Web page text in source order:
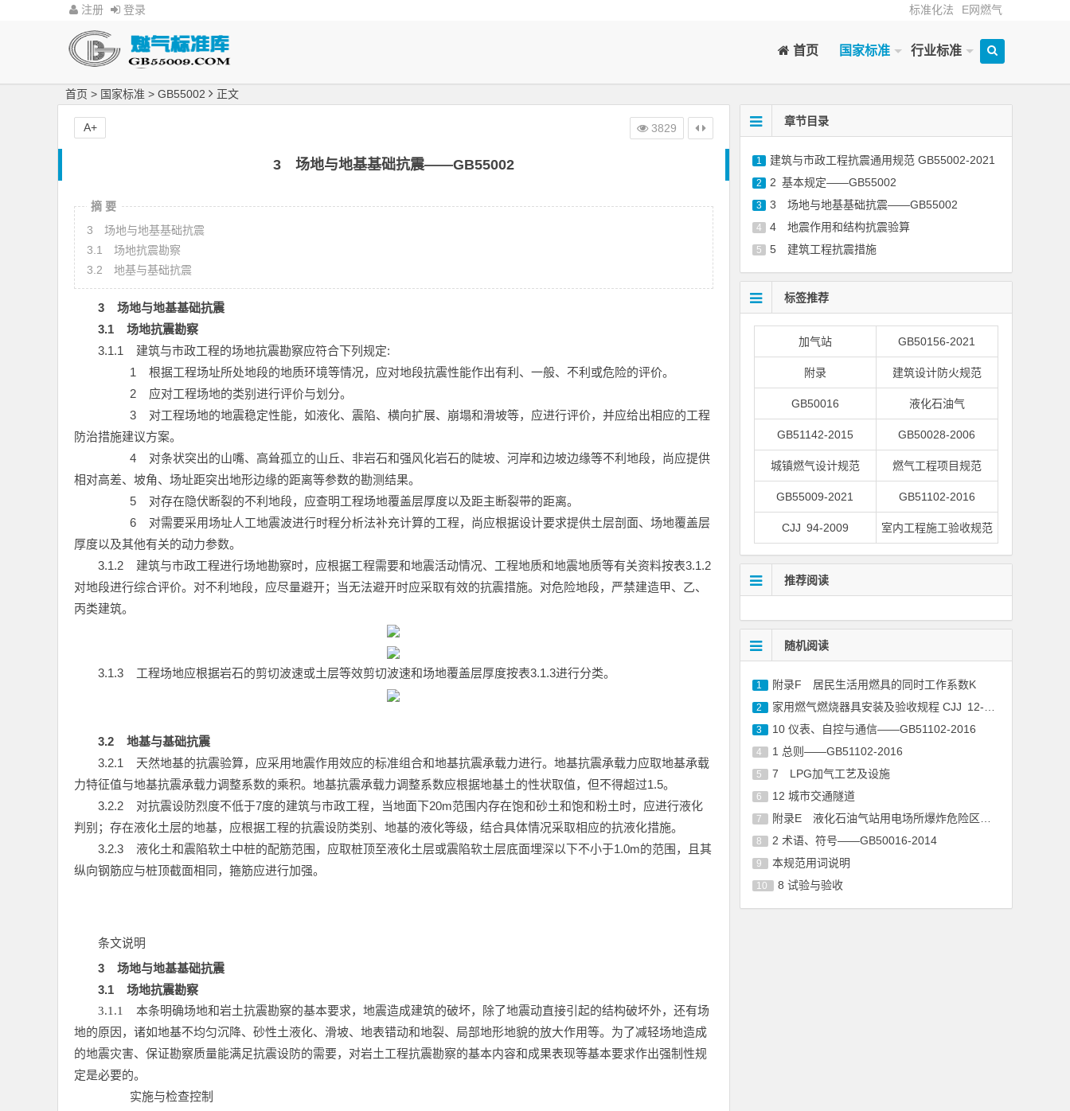
注册 登录 标准化法 E网燃气
首页 国家标准 行业标准
首页 > 国家标准 > GB55002 正文
3 场地与地基基础抗震——GB55002
摘 要
3 场地与地基基础抗震
3.1 场地抗震勘察
​3.2 地基与基础抗震
3
场地与地基基础抗震
3.1
场地抗震勘察
3.1.1
建筑与市政工程的场地抗震勘察应符合下列规定:
1
根据工程场址所处地段的地质环境等情况，应对地段抗震性能作出有利、一般、不利或危险的评价。
2
应对工程场地的类别进行评价与划分。
3
对工程场地的地震稳定性能，如液化、震陷、横向扩展、崩塌和滑坡等，应进行评价，并应给出相应的工程
防治措施建议方案。
4
对条状突出的山嘴、高耸孤立的山丘、非岩石和强风化岩石的陡坡、河岸和边坡边缘等不利地段，尚应提供
相对高差、坡角、场址距突出地形边缘的距离等参数的勘测结果。
5
对存在隐伏断裂的不利地段，应查明工程场地覆盖层厚度以及距主断裂带的距离。
6
对需要采用场址人工地震波进行时程分析法补充计算的工程，尚应根据设计要求提供土层剖面、场地覆盖层
厚度以及其他有关的动力参数。
3.1.2
建筑与市政工程进行场地勘察时，应根据工程需要和地震活动情况、工程地质和地震地质等有关资料按表3.1.2
对地段进行综合评价。对不利地段，应尽量避开；当无法避开时应采取有效的抗震措施。对危险地段，严禁建造甲、乙、
丙类建筑。
3.1.3 工程场地应根据岩石的剪切波速或土层等效剪切波速和场地覆盖层厚度按表3.1.3进行分类。
3.2
地基与基础抗震
3.2.1
天然地基的抗震验算，应采用地震作用效应的标准组合和地基抗震承载力进行。地基抗震承载力应取地基承载
力特征值与地基抗震承载力调整系数的乘积。地基抗震承载力调整系数应根据地基土的性状取值，但不得超过1.5。
3.2.2
对抗震设防烈度不低于7度的建筑与市政工程，当地面下20m范围内存在饱和砂土和饱和粉土时，应进行液化
判别；存在液化土层的地基，应根据工程的抗震设防类别、地基的液化等级，结合具体情况采取相应的抗液化措施。
3.2.3
液化土和震陷软土中桩的配筋范围，应取桩顶至液化土层或震陷软土层底面埋深以下不小于1.0m的范围，且其
纵向钢筋应与桩顶截面相同，箍筋应进行加强。
条文说明
3
场地与地基基础抗震
3.1
场地抗震勘察
3.1.1
本条明确场地和岩土抗震勘察的基本要求，地震造成建筑的破坏，除了地震动直接引起的结构破坏外，还有场
地的原因，诸如地基不均匀沉降、砂性土液化、滑坡、地表错动和地裂、局部地形地貌的放大作用等。为了减轻场地造成
的地震灾害、保证勘察质量能满足抗震设防的需要，对岩土工程抗震勘察的基本内容和成果表现等基本要求作出强制性规
定是必要的。
实施与检查控制
3829
A+ 章节目录
1 建筑与市政工程抗震通用规范 GB55002-2021
2 2 基本规定——GB55002
3 3 场地与地基基础抗震——GB55002
4 4 地震作用和结构抗震验算
5 5 建筑工程抗震措施
标签推荐
加气站 GB50156-2021
附录 建筑设计防火规范
GB50016 液化石油气
GB51142-2015 GB50028-2006
城镇燃气设计规范 燃气工程项目规范
GB55009-2021 GB51102-2016
CJJ 94-2009 室内工程施工验收规范
推荐阅读
随机阅读
1 附录F 居民生活用燃具的同时工作系数K
2 家用燃气燃烧器具安装及验收规程 CJJ 12-2013
3 10 仪表、自控与通信——GB51102-2016
4 1 总则——GB51102-2016
5 7 LPG加气工艺及设施
6 12 城市交通隧道
7 附录E 液化石油气站用电场所爆炸危险区域等级和范围划分
8 2 术语、符号——GB50016-2014
9 本规范用词说明
10 8 试验与验收